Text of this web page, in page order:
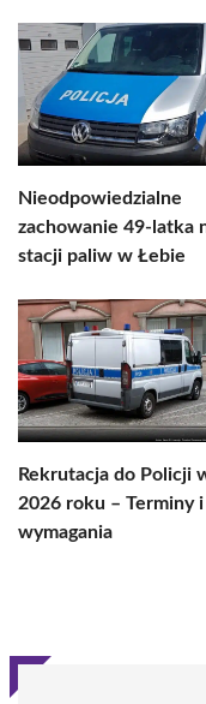
Nieodpowiedzialne
zachowanie 49-latka
stacji paliw w Łebie
Rekrutacja do Policji
2026 roku – Terminy i
wymagania